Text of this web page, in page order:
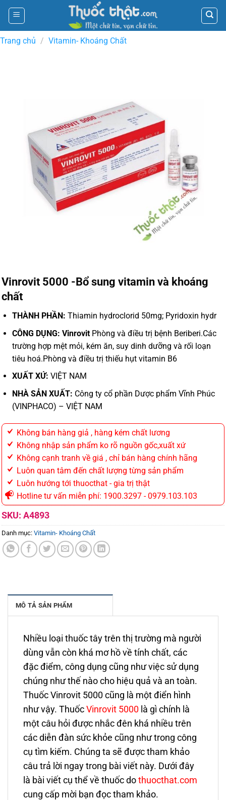
Skip
content
Trang chủ / Vitamin- Khoáng Chất
Vinrovit 5000 -Bổ sung vitamin và khoáng
chất
THÀNH PHẦN: Thiamin hydroclorid 50mg; Pyridoxin hydr
CÔNG DỤNG: Vinrovit Phòng và điều trị bệnh Beriberi.Các
trường hợp mệt mỏi, kém ăn, suy dinh dưỡng và rối loạn
tiêu hoá.Phòng và điều trị thiếu hụt vitamin B6
XUẤT XỨ: VIỆT NAM
NHÀ SẢN XUẤT: Công ty cổ phần Dược phẩm Vĩnh Phúc
(VINPHACO) – VIỆT NAM
Không bán hàng giả , hàng kém chất lương
Không nhập sản phẩm ko rõ nguồn gốc,xuất xứ
Không cạnh tranh về giá , chỉ bán hàng chính hãng
Luôn quan tâm đến chất lượng từng sản phẩm
Luôn hướng tới thuocthat - gia trị thật
Hotline tư vấn miễn phí: 1900.3297 - 0979.103.103
SKU: A4893
Danh mục: Vitamin- Khoáng Chất
MÔ TẢ SẢN PHẨM
Nhiều loại thuốc tây trên thị trường mà người
dùng vẫn còn khá mơ hồ về tính chất, các
đặc điểm, công dụng cũng như việc sử dụng
chúng như thế nào cho hiệu quả và an toàn.
Thuốc Vinrovit 5000 cũng là một điển hình
như vậy. Thuốc Vinrovit 5000 là gì chính là
một câu hỏi được nhắc đên khá nhiều trên
các diễn đàn sức khỏe cũng như trong công
cụ tìm kiếm. Chúng ta sẽ được tham khảo
câu trả lời ngay trong bài viết này. Dưới đây
là bài viết cụ thể về thuốc do thuocthat.com
cung cấp mời bạn đọc tham khảo.